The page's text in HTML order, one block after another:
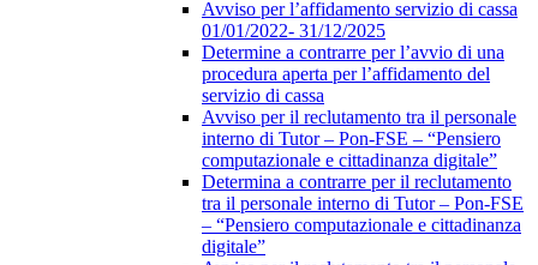
Avviso per l’affidamento servizio di cassa
01/01/2022- 31/12/2025
Determine a contrarre per l’avvio di una
procedura aperta per l’affidamento del
servizio di cassa
Avviso per il reclutamento tra il personale
interno di Tutor – Pon-FSE – “Pensiero
computazionale e cittadinanza digitale”
Determina a contrarre per il reclutamento
tra il personale interno di Tutor – Pon-FSE
– “Pensiero computazionale e cittadinanza
digitale”